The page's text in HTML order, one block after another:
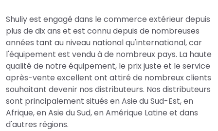
Shuliy est engagé dans le commerce extérieur depuis
plus de dix ans et est connu depuis de nombreuses
années tant au niveau national qu'international, car
l'équipement est vendu à de nombreux pays. La haute
qualité de notre équipement, le prix juste et le service
après-vente excellent ont attiré de nombreux clients
souhaitant devenir nos distributeurs. Nos distributeurs
sont principalement situés en Asie du Sud-Est, en
Afrique, en Asie du Sud, en Amérique Latine et dans
d'autres régions.